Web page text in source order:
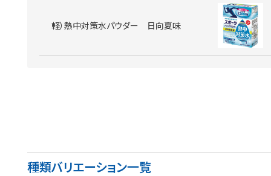
軽）熱中対策水パウダー 日向夏味
種類バリエーション一覧